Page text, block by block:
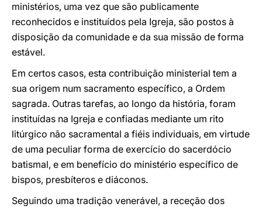
ministérios, uma vez que são publicamente
reconhecidos e instituídos pela Igreja, são postos à
disposição da comunidade e da sua missão de forma
estável.
Em certos casos, esta contribuição ministerial tem a
sua origem num sacramento específico, a Ordem
sagrada. Outras tarefas, ao longo da história, foram
instituídas na Igreja e confiadas mediante um rito
litúrgico não sacramental a fiéis individuais, em virtude
de uma peculiar forma de exercício do sacerdócio
batismal, e em benefício do ministério específico de
bispos, presbíteros e diáconos.
Seguindo uma tradição venerável, a receção dos